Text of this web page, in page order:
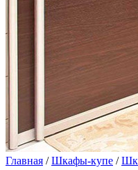
Главная /Шкафы-купе /